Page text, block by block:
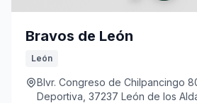
Bravos de León
León
Blvr. Congreso de Chilpancingo
Deportiva, 37237 León de los